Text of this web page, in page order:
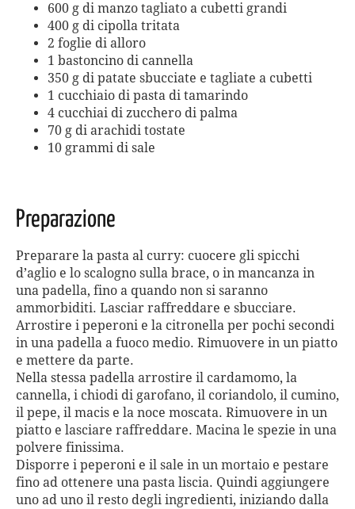
600 g di manzo tagliato a cubetti grandi
400 g di cipolla tritata
2 foglie di alloro
1 bastoncino di cannella
350 g di patate sbucciate e tagliate a cubetti
1 cucchiaio di pasta di tamarindo
4 cucchiai di zucchero di palma
70 g di arachidi tostate
10 grammi di sale
Preparazione
Preparare la pasta al curry: cuocere gli spicchi
d’aglio e lo scalogno sulla brace, o in mancanza in
una padella, fino a quando non si saranno
ammorbiditi. Lasciar raffreddare e sbucciare.
Arrostire i peperoni e la citronella per pochi secondi
in una padella a fuoco medio. Rimuovere in un piatto
e mettere da parte.
Nella stessa padella arrostire il cardamomo, la
cannella, i chiodi di garofano, il coriandolo, il cumino,
il pepe, il macis e la noce moscata. Rimuovere in un
piatto e lasciare raffreddare. Macina le spezie in una
polvere finissima.
Disporre i peperoni e il sale in un mortaio e pestare
fino ad ottenere una pasta liscia. Quindi aggiungere
uno ad uno il resto degli ingredienti, iniziando dalla